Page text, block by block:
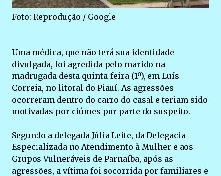
Foto: Reprodução / Google
Uma médica, que não terá sua identidade
divulgada, foi agredida pelo marido na
madrugada desta quinta-feira (1º), em Luís
Correia, no litoral do Piauí. As agressões
ocorreram dentro do carro do casal e teriam sido
motivadas por ciúmes por parte do suspeito.
Segundo a delegada Júlia Leite, da Delegacia
Especializada no Atendimento à Mulher e aos
Grupos Vulneráveis de Parnaíba, após as
agressões, a vítima foi socorrida por familiares e